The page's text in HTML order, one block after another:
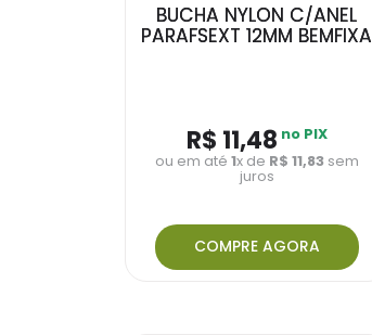
BUCHA NYLON C/ANEL
PARAFSEXT 12MM BEMFIXA
R$ 11,48 no PIX
ou em até 1x de R$ 11,83sem
juros
COMPRE AGORA